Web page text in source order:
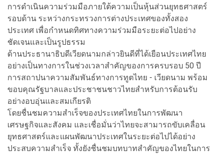
การดำเนินความร่วมมือภายใต้ความเป็นหุ้นส่วนยุทธศาสตร์
รอบด้าน ระหว่างกระทรวงการต่างประเทศของทั้งสอง
ประเทศ เพื่อกำหนดทิศทางความร่วมมือระยะต่อไปอย่าง
ชัดเจนและเป็นรูปธรรม
ด้านประธานาธิบดีเวียดนามกล่าวยินดีที่ได้เยือนประเทศไทย
อย่างเป็นทางการในช่วงเวลาสำคัญของการครบรอบ 50 ปี
การสถาปนาความสัมพันธ์ทางการทูตไทย - เวียดนาม พร้อม
ขอบคุณรัฐบาลและประชาชนชาวไทยสำหรับการต้อนรับ
อย่างอบอุ่นและสมเกียรติ
โดยชื่นชมความสำเร็จของประเทศไทยในการพัฒนา
เศรษฐกิจและสังคม และเชื่อมั่นว่าไทยจะสามารถขับเคลื่อน
ยุทธศาสตร์และแผนพัฒนาประเทศในระยะต่อไปได้อย่าง
ประสบความสำเร็จ ทั้งยังชื่นชมบทบาทสำคัญของไทยในการ